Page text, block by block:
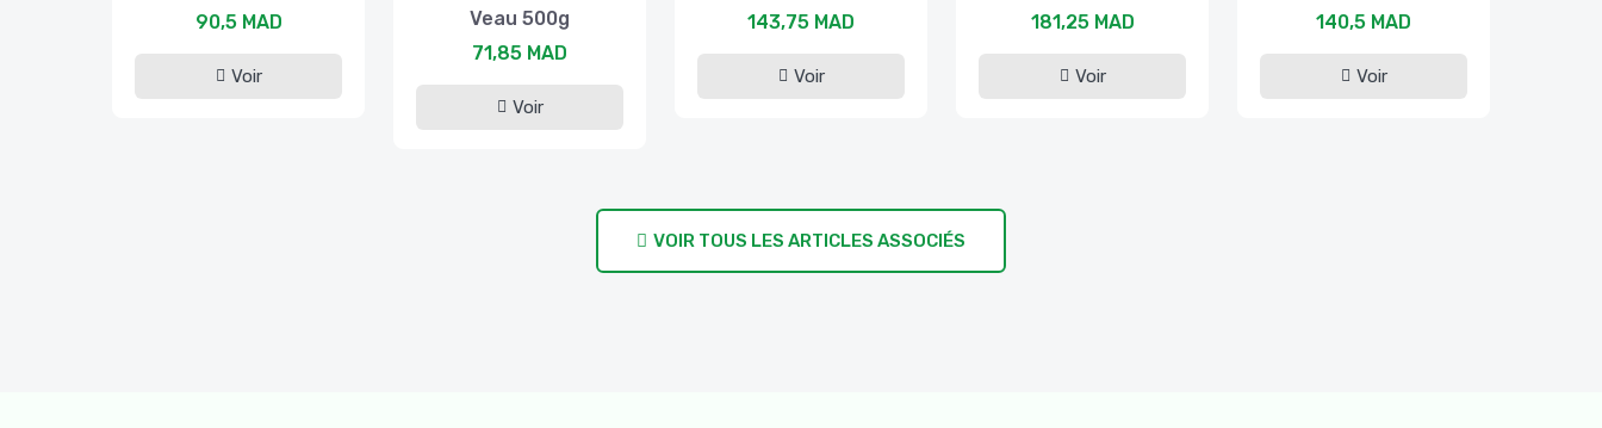
90,5 MAD
Voir
Veau 500g
71,85 MAD
Voir
143,75 MAD
Voir
181,25 MAD
Voir
140,5 MAD
Voir
VOIR TOUS LES ARTICLES ASSOCIÉS